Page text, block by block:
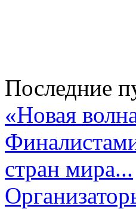
Последние
«Новая
стран мира...